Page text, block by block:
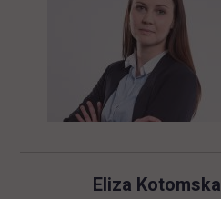
Eliza Kotomska